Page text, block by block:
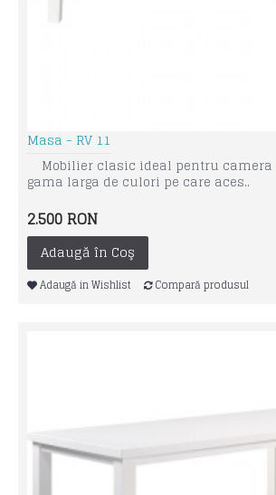
Masa - RV 11
Mobilier clasic ideal pentru camera
gama larga de culori pe care aces..
2.500 RON
Adaugă în Coş
Adaugă in Wishlist Compară produsul